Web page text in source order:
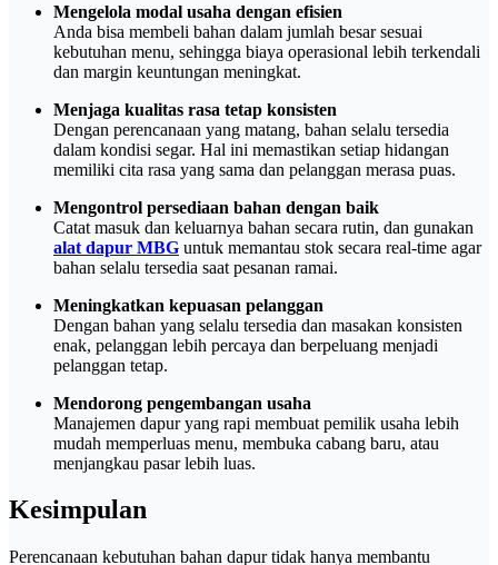
Mengelola modal usaha dengan efisien
Anda bisa membeli bahan dalam jumlah besar sesuai
kebutuhan menu, sehingga biaya operasional lebih terkendali
dan margin keuntungan meningkat.
Menjaga kualitas rasa tetap konsisten
Dengan perencanaan yang matang, bahan selalu tersedia
dalam kondisi segar. Hal ini memastikan setiap hidangan
memiliki cita rasa yang sama dan pelanggan merasa puas.
Mengontrol persediaan bahan dengan baik
Catat masuk dan keluarnya bahan secara rutin, dan gunakan
alat dapur MBG untuk memantau stok secara real-time agar
bahan selalu tersedia saat pesanan ramai.
Meningkatkan kepuasan pelanggan
Dengan bahan yang selalu tersedia dan masakan konsisten
enak, pelanggan lebih percaya dan berpeluang menjadi
pelanggan tetap.
Mendorong pengembangan usaha
Manajemen dapur yang rapi membuat pemilik usaha lebih
mudah memperluas menu, membuka cabang baru, atau
menjangkau pasar lebih luas.
Kesimpulan
Perencanaan kebutuhan bahan dapur tidak hanya membantu